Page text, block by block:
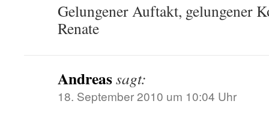
Gelungener Auftakt, gelungener
Renate
Andreassagt:
18. September 2010 um 10:04 Uhr